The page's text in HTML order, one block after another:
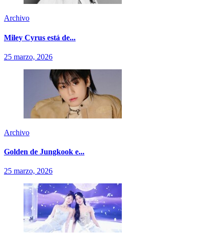
Archivo
Miley Cyrus está de...
25 marzo, 2026
Archivo
Golden de Jungkook e...
25 marzo, 2026